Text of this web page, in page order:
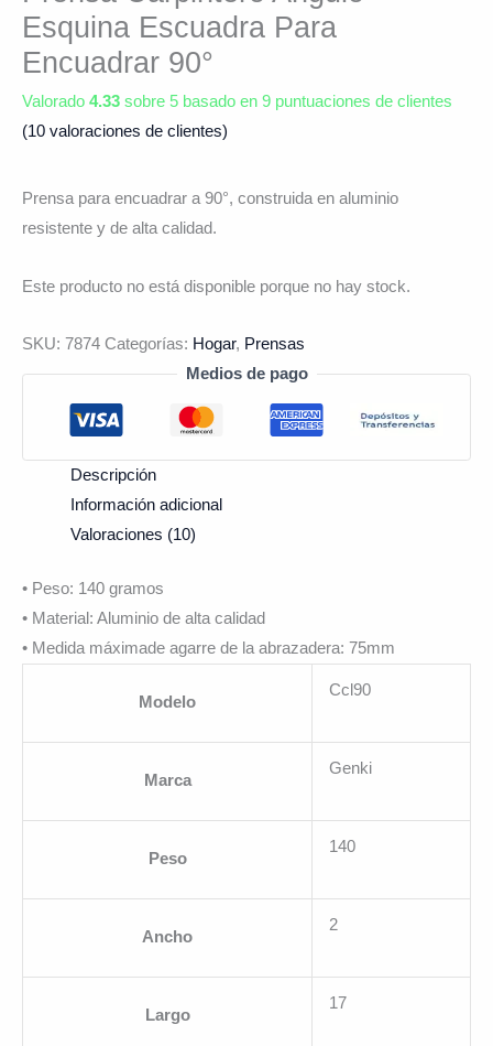
Esquina Escuadra Para
Encuadrar 90°
Valorado 4.33 sobre 5 basado en 9 puntuaciones de clientes
(10 valoraciones de clientes)
Prensa para encuadrar a 90°, construida en aluminio
resistente y de alta calidad.
Este producto no está disponible porque no hay stock.
SKU: 7874 Categorías: Hogar, Prensas
Medios de pago
Descripción
Información adicional
Valoraciones (10)
• Peso: 140 gramos
• Material: Aluminio de alta calidad
• Medida máximade agarre de la abrazadera: 75mm
Modelo
Ccl90
Marca
Genki
Peso
140
Ancho
2
Largo
17